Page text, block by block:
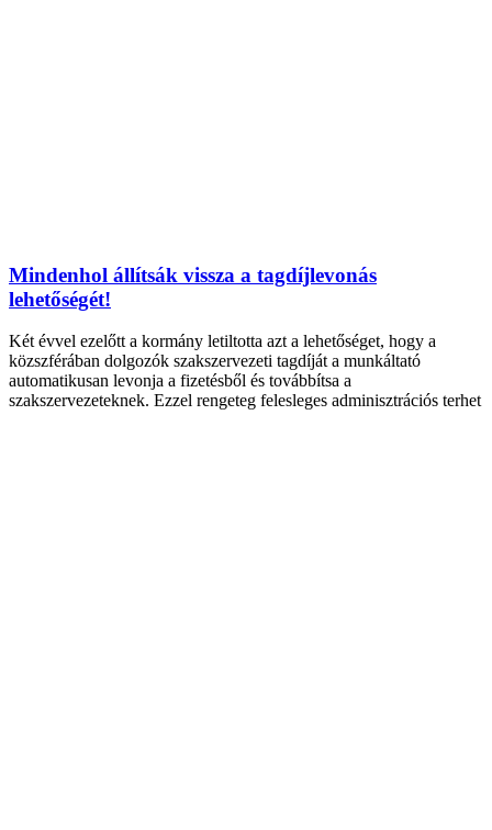
Mindenhol állítsák vissza a tagdíjlevonás
lehetőségét!
Két évvel ezelőtt a kormány letiltotta azt a lehetőséget, hogy a
közszférában dolgozók szakszervezeti tagdíját a munkáltató
automatikusan levonja a fizetésből és továbbítsa a
szakszervezeteknek. Ezzel rengeteg felesleges adminisztrációs terhet